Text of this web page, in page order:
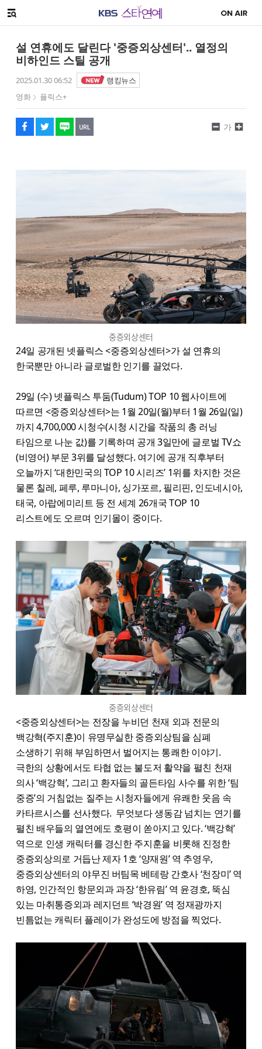
메뉴 열기
설 연휴에도 달린다 '중증외상센터'.. 열정의
비하인드 스틸 공개
2025.01.30 06:52
랭킹뉴스
영화
플릭스+
페이스북
트위터
네이버
URL복사
글씨 작게보기
가
글씨 크게보기
중증외상센터
24일 공개된 넷플릭스 <중증외상센터​>가 설 연휴의
한국뿐만 아니라 글로벌한 인기를 끌었다.
29일 (수) 넷플릭스 투둠(Tudum) TOP 10 웹사이트에
따르면 <중증외상센터>​는 1월 20일(월)부터 1월 26일(일)
까지 4,700,000 시청수(시청 시간을 작품의 총 러닝
타임으로 나눈 값)를 기록하며 공개 3일만에 글로벌 TV쇼
(비영어) 부문 3위를 달성했다. 여기에 공개 직후부터
오늘까지 ‘대한민국의 TOP 10 시리즈’ 1위를 차지한 것은
물론 칠레, 페루, 루마니아, 싱가포르, 필리핀, 인도네시아,
태국, 아랍에미리트 등 전 세계 26개국 TOP 10
리스트에도 오르며 인기몰이 중이다.
중증외상센터
<​중증외상센터>​는 전장을 누비던 천재 외과 전문의
백강혁(주지훈)이 유명무실한 중증외상팀을 심폐
소생하기 위해 부임하면서 벌어지는 통쾌한 이야기.
극한의 상황에서도 타협 없는 불도저 활약을 펼친 천재
의사 ‘백강혁’, 그리고 환자들의 골든타임 사수를 위한 ‘팀
중증’의 거침없는 질주는 시청자들에게 유쾌한 웃음 속
카타르시스를 선사했다. 무엇보다 생동감 넘치는 연기를
펼친 배우들의 열연에도 호평이 쏟아지고 있다. ‘백강혁’
역으로 인생 캐릭터를 경신한 주지훈을 비롯해 진정한
중증외상의로 거듭난 제자 1호 ‘양재원’ 역 추영우,
중증외상센터의 야무진 버팀목 베테랑 간호사 ‘천장미’ 역
하영, 인간적인 항문외과 과장 ‘한유림’ 역 윤경호, 뚝심
있는 마취통증외과 레지던트 ‘박경원’ 역 정재광까지
빈틈없는 캐릭터 플레이가 완성도에 방점을 찍었다.
해시태그